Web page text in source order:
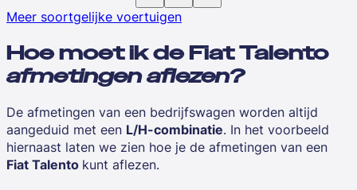
Meer soortgelijke voertuigen
Hoe moet ik de Fiat Talento
afmetingen aflezen?
De afmetingen van een bedrijfswagen worden altijd
aangeduid met een L/H-combinatie. In het voorbeeld
hiernaast laten we zien hoe je de afmetingen van een
Fiat Talento kunt aflezen.